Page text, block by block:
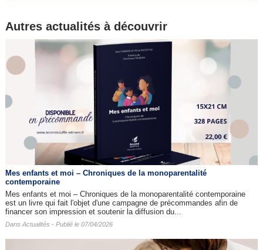
Autres actualités à découvrir
Mes enfants et moi – Chroniques de la monoparentalité
contemporaine
Mes enfants et moi – Chroniques de la monoparentalité contemporaine
est un livre qui fait l'objet d'une campagne de précommandes afin de
financer son impression et soutenir la diffusion du...
Dans Actualités - Publié le 07/04/2026